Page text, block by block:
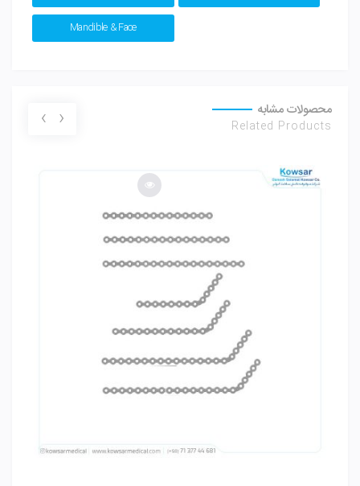
Mandible & Face
محصولات مشابه
Related Products
‹
›